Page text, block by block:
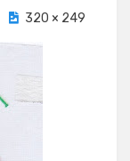
320 × 249